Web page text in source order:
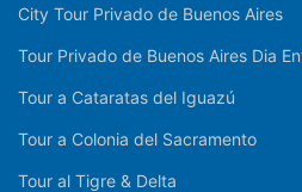
City Tour Privado de Buenos Aires
Tour Privado de Buenos Aires Dia
Tour a Cataratas del Iguazú
Tour a Colonia del Sacramento
Tour al Tigre & Delta